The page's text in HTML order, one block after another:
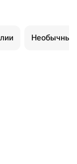
Необычные